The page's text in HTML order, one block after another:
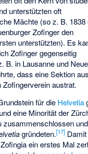
unterstützten oft
Mächte (so z. B. 1838
Zofinger den
unterstützten). Es
Zofinger gegenseitig
B. in Lausanne und
dass eine Sektion
austrat.
für die Helvetia
eine Minorität der
zusammenschlossen
gründeten.[17]
ein erstes Mal